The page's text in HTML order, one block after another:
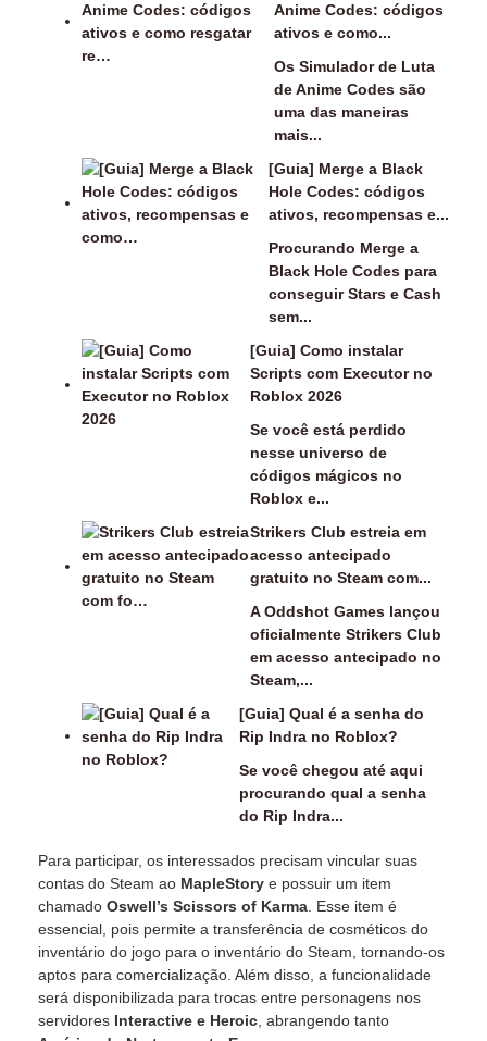
Anime Codes: códigos
ativos e como...
Os Simulador de Luta
de Anime Codes são
uma das maneiras
mais...
[Guia] Merge a Black
Hole Codes: códigos
ativos, recompensas e...
Procurando Merge a
Black Hole Codes para
conseguir Stars e Cash
sem...
[Guia] Como instalar
Scripts com Executor no
Roblox 2026
Se você está perdido
nesse universo de
códigos mágicos no
Roblox e...
Strikers Club estreia em
acesso antecipado
gratuito no Steam com...
A Oddshot Games lançou
oficialmente Strikers Club
em acesso antecipado no
Steam,...
[Guia] Qual é a senha do
Rip Indra no Roblox?
Se você chegou até aqui
procurando qual a senha
do Rip Indra...
Para participar, os interessados precisam vincular suas
contas do Steam ao MapleStory e possuir um item
chamado Oswell’s Scissors of Karma . Esse item é
essencial, pois permite a transferência de cosméticos do
inventário do jogo para o inventário do Steam, tornando-os
aptos para comercialização. Além disso, a funcionalidade
será disponibilizada para trocas entre personagens nos
servidores Interactive e Heroic , abrangendo tanto